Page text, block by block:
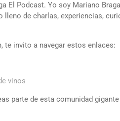
El Podcast. Yo soy Mariano
lleno de charlas, experiencias,
te invito a navegar estos enlaces:
vinos
parte de esta comunidad